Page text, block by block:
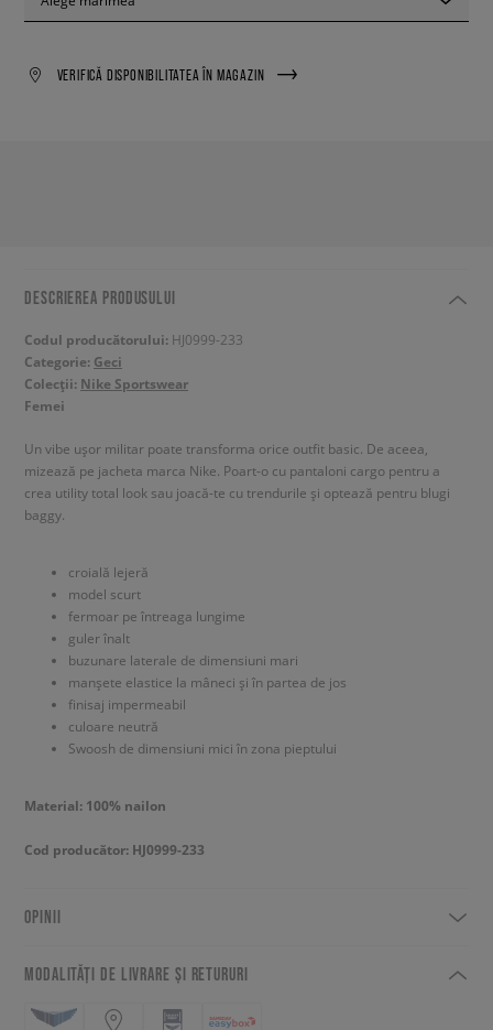
VERIFICĂ DISPONIBILITATEA ÎN MAGAZIN
DESCRIEREA PRODUSULUI
Codul producătorului: HJ0999-233
Categorie: Geci
Colecții: Nike Sportswear
Femei
Un vibe ușor militar poate transforma orice outfit basic. De aceea,
mizează pe jacheta marca Nike. Poart-o cu pantaloni cargo pentru a
crea utility total look sau joacă-te cu trendurile și optează pentru blugi
baggy.
croială lejeră
model scurt
fermoar pe întreaga lungime
guler înalt
buzunare laterale de dimensiuni mari
manșete elastice la mâneci și în partea de jos
finisaj impermeabil
culoare neutră
Swoosh de dimensiuni mici în zona pieptului
Material: 100% nailon
Cod producător: HJ0999-233
OPINII
MODALITĂȚI DE LIVRARE ȘI RETURURI